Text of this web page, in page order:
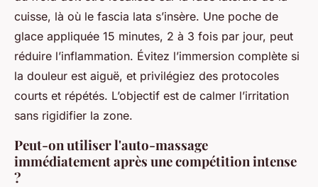
cuisse, là où le fascia lata s’insère. Une poche de
glace appliquée 15 minutes, 2 à 3 fois par jour, peut
réduire l’inflammation. Évitez l’immersion complète si
la douleur est aiguë, et privilégiez des protocoles
courts et répétés. L’objectif est de calmer l’irritation
sans rigidifier la zone.
Peut-on utiliser l'auto-massage
immédiatement après une compétition intense
?